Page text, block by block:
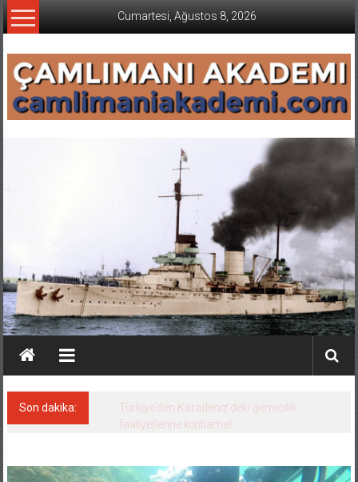
İçeriğe
geç
Cumartesi, Ağustos 8, 2026
Son dakika:
Denizcilik sektörü, Alsancak Limanı’ndan
memnun